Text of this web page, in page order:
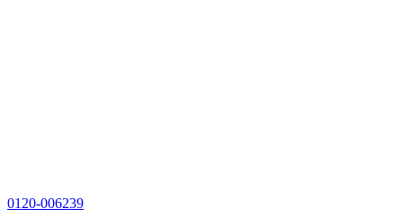
0120-006239